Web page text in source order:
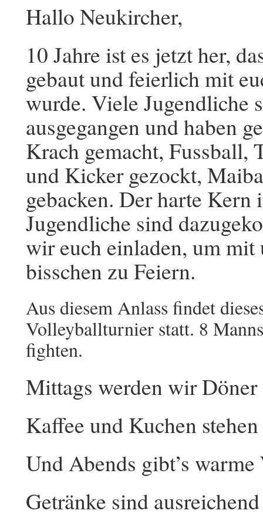
Hallo Neukircher,
10 Jahre ist es jetzt her,
gebaut und feierlich mit
wurde. Viele Jugendliche
ausgegangen und haben
Krach gemacht, Fussball,
und Kicker gezockt,
gebacken. Der harte Kern
Jugendliche sind
wir euch einladen, um mit
bisschen zu Feiern.
Aus diesem Anlass findet
Volleyballturnier statt. 8
fighten.
Mittags werden wir Döner
Kaffee und Kuchen
Und Abends gibt’s
Getränke sind